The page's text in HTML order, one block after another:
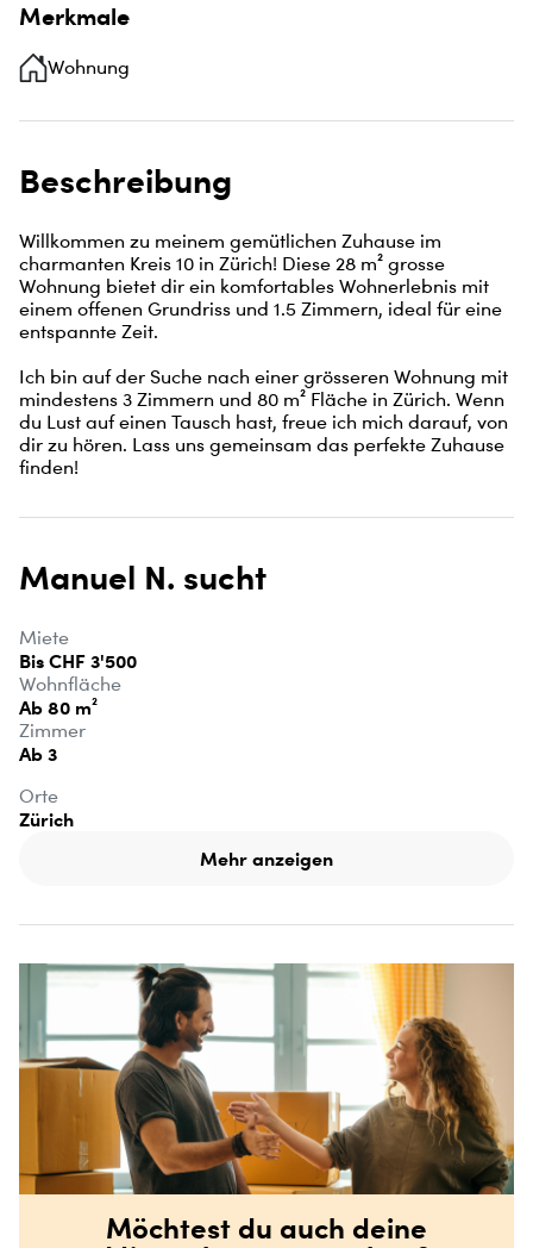
Merkmale
Wohnung
Beschreibung
Willkommen zu meinem gemütlichen Zuhause im
charmanten Kreis 10 in Zürich! Diese 28 m² grosse
Wohnung bietet dir ein komfortables Wohnerlebnis mit
einem offenen Grundriss und 1.5 Zimmern, ideal für eine
entspannte Zeit.
Ich bin auf der Suche nach einer grösseren Wohnung mit
mindestens 3 Zimmern und 80 m² Fläche in Zürich. Wenn
du Lust auf einen Tausch hast, freue ich mich darauf, von
dir zu hören. Lass uns gemeinsam das perfekte Zuhause
finden!
Manuel N. sucht
Miete
Bis CHF 3'500
Wohnfläche
Ab 80 m²
Zimmer
Ab 3
Orte
Zürich
Mehr anzeigen
Möchtest du auch deine